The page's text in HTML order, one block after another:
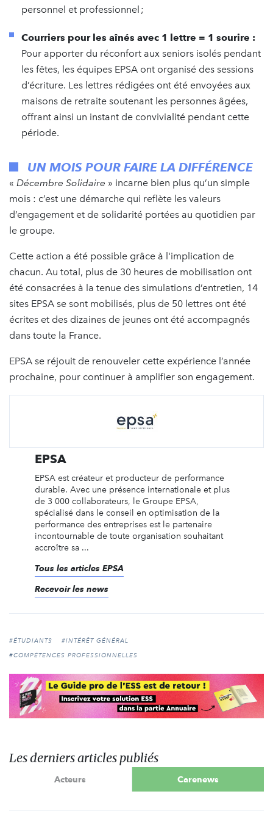
personnel et professionnel ;
Courriers pour les aînés avec 1 lettre = 1 sourire :
Pour apporter du réconfort aux seniors isolés pendant
les fêtes, les équipes EPSA ont organisé des sessions
d’écriture. Les lettres rédigées ont été envoyées aux
maisons de retraite soutenant les personnes âgées,
offrant ainsi un instant de convivialité pendant cette
période.
UN MOIS POUR FAIRE LA DIFFÉRENCE
« Décembre Solidaire » incarne bien plus qu’un simple
mois : c’est une démarche qui reflète les valeurs
d’engagement et de solidarité portées au quotidien par
le groupe.
Cette action a été possible grâce à l'implication de
chacun. Au total, plus de 30 heures de mobilisation ont
été consacrées à la tenue des simulations d’entretien, 14
sites EPSA se sont mobilisés, plus de 50 lettres ont été
écrites et des dizaines de jeunes ont été accompagnés
dans toute la France.
EPSA se réjouit de renouveler cette expérience l’année
prochaine, pour continuer à amplifier son engagement.
EPSA
EPSA est créateur et producteur de performance
durable. Avec une présence internationale et plus
de 3 000 collaborateurs, le Groupe EPSA,
spécialisé dans le conseil en optimisation de la
performance des entreprises est le partenaire
incontournable de toute organisation souhaitant
accroître sa ...
Tous les articles EPSA
Recevoir les news
#ÉTUDIANTS
#INTÉRÊT GÉNÉRAL
#COMPÉTENCES PROFESSIONNELLES
Les derniers articles publiés
Acteurs Carenews